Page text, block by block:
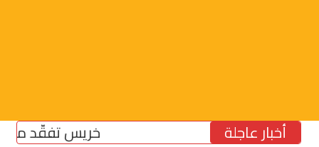
أخبار عاجلة خريس تفقّد مركز